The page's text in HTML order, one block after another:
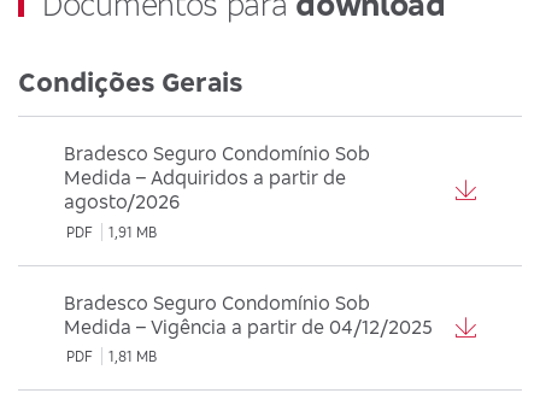
Condições Gerais
Bradesco Seguro Condomínio Sob
Medida – Adquiridos a partir de
agosto/2026
PDF 1,91 MB
Bradesco Seguro Condomínio Sob
Medida – Vigência a partir de 04/12/2025
PDF 1,81 MB